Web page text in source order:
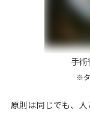
手
※
原則は同じでも、